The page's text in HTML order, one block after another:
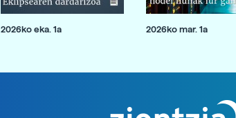
2026ko eka. 1a 2026ko mar. 1a